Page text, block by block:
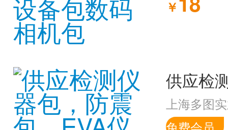
￥
上海多图